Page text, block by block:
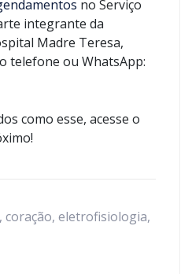
no Serviço
integrante da
Madre Teresa,
telefone ou WhatsApp:
como esse, acesse o
, coração, eletrofisiologia,